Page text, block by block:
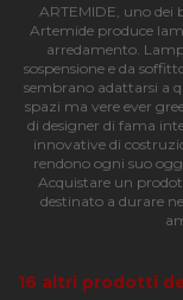
ARTEMIDE, uno
Artemide produce
arredamento.
sospensione e da
sembrano adattarsi a
spazi ma vere ever
di designer di fama
innovative di
rendono ogni suo
Acquistare un
destinato a durare
16 altri prodotti
I cookie
funzionalità
dell'utente
può essere
Nome